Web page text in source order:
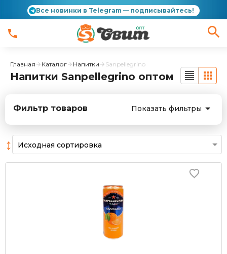
Все новинки в Telegram — подписывайтесь!
Главная Каталог Напитки Sanpellegrino
Напитки Sanpellegrino оптом
Фильтр товаров Показать фильтры
↕